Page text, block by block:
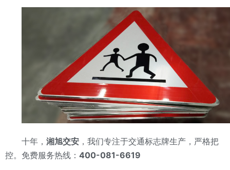
十年， 湘旭交安 ，我们专注于交通标志牌生产，严格把
控。免费服务热线： 400-081-6619